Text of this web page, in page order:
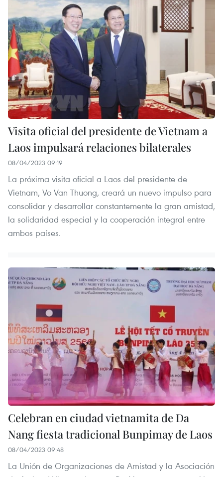
Visita oficial del presidente de Vietnam a
Laos impulsará relaciones bilaterales
08/04/2023 09:19
La próxima visita oficial a Laos del presidente de
Vietnam, Vo Van Thuong, creará un nuevo impulso para
consolidar y desarrollar constantemente la gran amistad,
la solidaridad especial y la cooperación integral entre
ambos países.
Celebran en ciudad vietnamita de Da
Nang fiesta tradicional Bunpimay de Laos
08/04/2023 09:48
La Unión de Organizaciones de Amistad y la Asociación